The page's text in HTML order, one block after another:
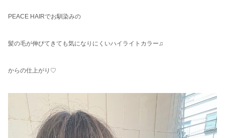
PEACE HAIRでお馴染みの
髪の毛が伸びてきても気になりにくいハイライトカラー♫
からの仕上がり♡